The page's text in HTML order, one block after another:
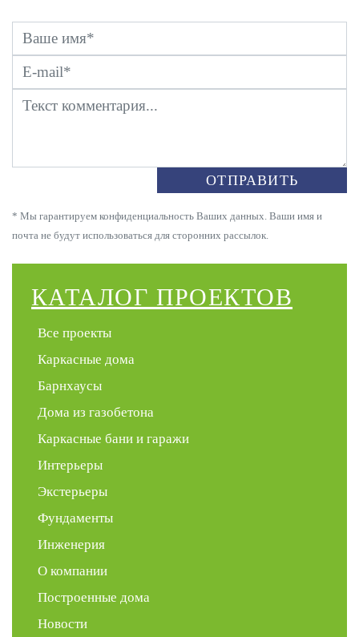
ОТПРАВИТЬ
* Мы гарантируем конфиденциальность Ваших данных. Ваши имя и
почта не будут использоваться для сторонних рассылок.
КАТАЛОГ ПРОЕКТОВ
Все проекты
Каркасные дома
Барнхаусы
Дома из газобетона
Каркасные бани и гаражи
Интерьеры
Экстерьеры
Фундаменты
Инженерия
О компании
Построенные дома
Новости